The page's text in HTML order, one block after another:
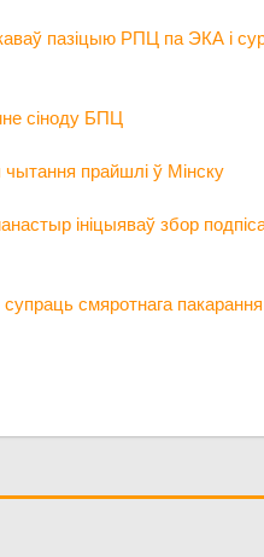
пазіцыю РПЦ па ЭКА і
сіноду БПЦ
прайшлі ў Мінску
ініцыяваў збор
смяротнага пакарання